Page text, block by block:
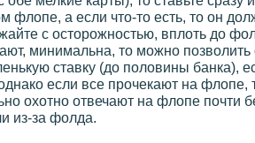
флопе, а если что-то есть, то он
с осторожностью, вплоть до
минимальна, то можно
ставку (до половины банка),
если все прочекают на флопе,
охотно отвечают на флопе почти
из-за фолда.